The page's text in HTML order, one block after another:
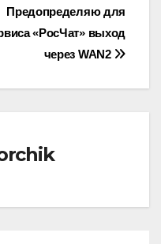
Предопределяю для
«РосЧат» выход
через WAN2